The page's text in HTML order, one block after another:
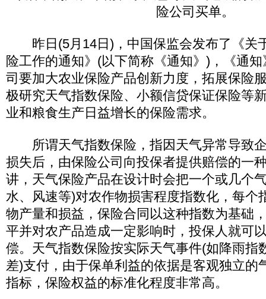
险公司买单。
昨日(5月14日)，中国保监会发布了《关
险工作的通知》(以下简称《通知》)，《通
司要加大农业保险产品创新力度，拓展保险
极研究天气指数保险、小额信贷保证保险等
业和粮食生产日益增长的保险需求。
所谓天气指数保险，指因天气异常导致
损失后，由保险公司向投保者提供赔偿的一
讲，天气保险产品在设计时会把一个或几个
水、风速等)对农作物损害程度指数化，每个
物产量和损益，保险合同以这种指数为基础
平并对农产品造成一定影响时，投保人就可
偿。天气指数保险按实际天气事件(如降雨指
差)支付，由于保单利益的依据是客观独立的
指标，保险权益的标准化程度非常高。